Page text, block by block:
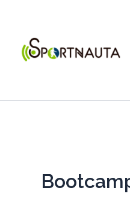
contenido